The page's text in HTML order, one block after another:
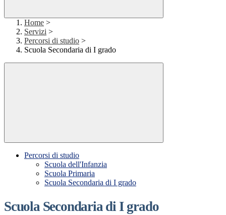
Home >
Servizi >
Percorsi di studio >
Scuola Secondaria di I grado
Percorsi di studio
Scuola dell'Infanzia
Scuola Primaria
Scuola Secondaria di I grado
Scuola Secondaria di I grado